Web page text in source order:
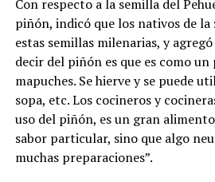
Con respecto a la semilla del
piñón, indicó que los nativos de la
estas semillas milenarias, y
decir del piñón es que es como un
mapuches. Se hierve y se puede
sopa, etc. Los cocineros y
uso del piñón, es un gran
sabor particular, sino que algo
muchas preparaciones”.